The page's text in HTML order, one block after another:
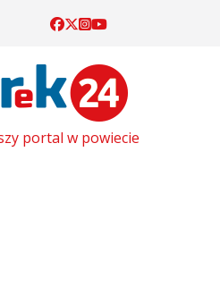
portal w powiecie